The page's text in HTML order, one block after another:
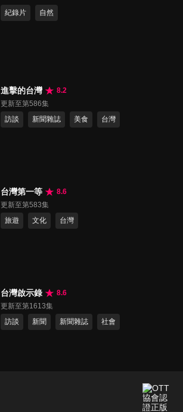
紀錄片 自然
進擊的台灣
8.2
更新至第586集
訪談
新聞雜誌 美食 台灣
台灣第一等
8.6
更新至第583集
旅遊
文化 台灣
台灣啟示錄
8.6
更新至第1613集
訪談
新聞 新聞雜誌 社會